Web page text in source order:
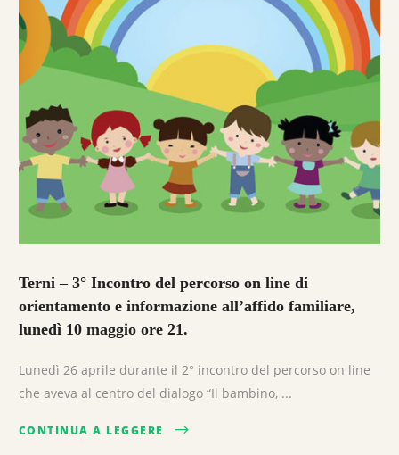
Terni – 3° Incontro del percorso on line di
orientamento e informazione all’affido familiare,
lunedì 10 maggio ore 21.
Lunedì 26 aprile durante il 2° incontro del percorso on line
che aveva al centro del dialogo “Il bambino, ...
CONTINUA A LEGGERE